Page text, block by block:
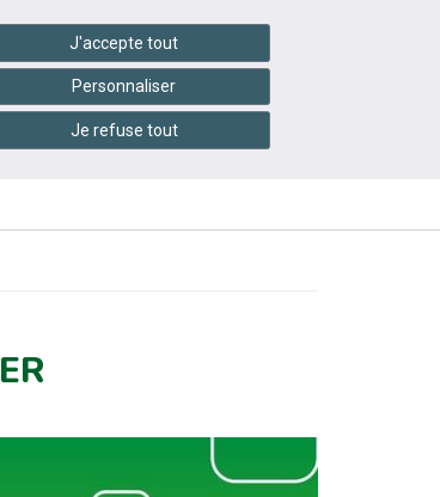
handshake Services en ligne
RESSOURCES
PRATIQUES
J'accepte tout
Personnaliser
Je refuse tout